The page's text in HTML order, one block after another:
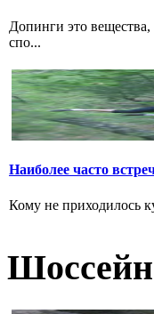
Допинги это
спо...
Наиболее часто
Кому не приходилось